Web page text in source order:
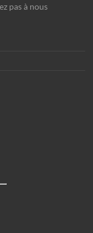
pas à nous